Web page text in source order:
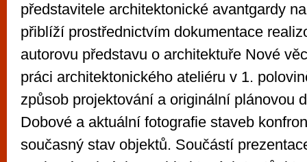
představitele architektonické avantgardy
přiblíží prostřednictvím dokumentace
autorovu představu o architektuře Nové
práci architektonického ateliéru v 1.
způsob projektování a originální plánovou
Dobové a aktuální fotografie staveb
současný stav objektů. Součástí